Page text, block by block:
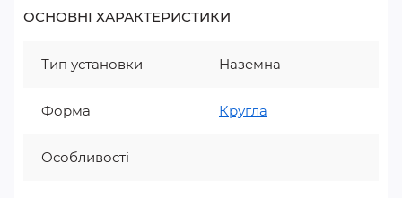
ОСНОВНІ ХАРАКТЕРИСТИКИ
Тип установки Наземна
Форма Кругла
Особливості